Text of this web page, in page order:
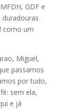
GDF e
duradouras
como um
Miguel,
passamos
por tudo,
sem ela,
e já